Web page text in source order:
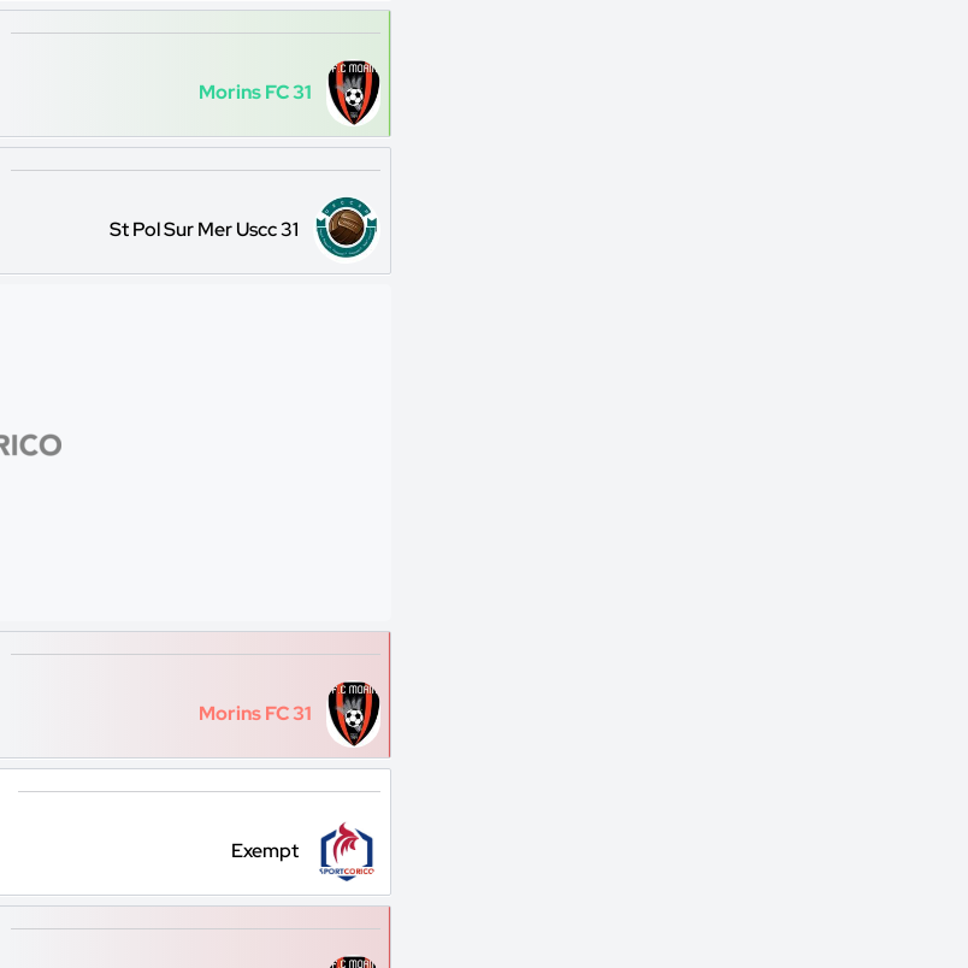
Morins FC 31
St Pol Sur Mer Uscc 31
Morins FC 31
Exempt